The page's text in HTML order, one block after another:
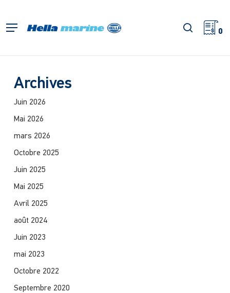
l'accueil
Menu 0
Archives
Juin 2026
Mai 2026
mars 2026
Octobre 2025
Juin 2025
Mai 2025
Avril 2025
août 2024
Juin 2023
mai 2023
Octobre 2022
Septembre 2020